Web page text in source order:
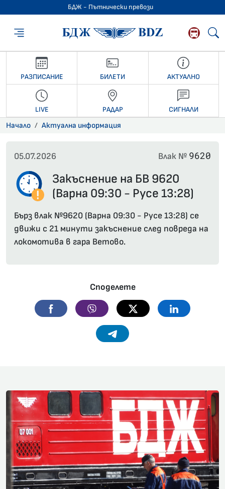
БДЖ - Пътнически превози
БДЖ -
РАЗПИСАНИЕ БИЛЕТИ АКТУАЛНО
LIVE РАДАР СИГНАЛИ
Начало Актуална информация
05.07.2026 Влак № 9620
Закъснение на БВ 9620
(Варна 09:30 - Русе 13:28)
Бърз влак №9620 (Варна 09:30 - Русе 13:28) се
движи с 21 минути закъснение след повреда на
локомотива в гара Ветово.
Споделете
Facebook Viber Twitter Linkedin
Telegram